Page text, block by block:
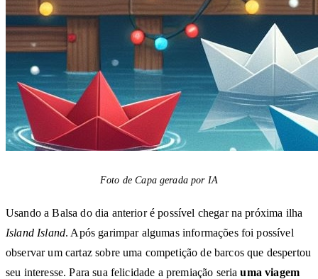
Foto de Capa gerada por IA
Usando a Balsa do dia anterior é possível chegar na próxima ilha
Island Island. Após garimpar algumas informações foi possível
observar um cartaz sobre uma competição de barcos que despertou
seu interesse. Para sua felicidade a premiação seriauma viagem